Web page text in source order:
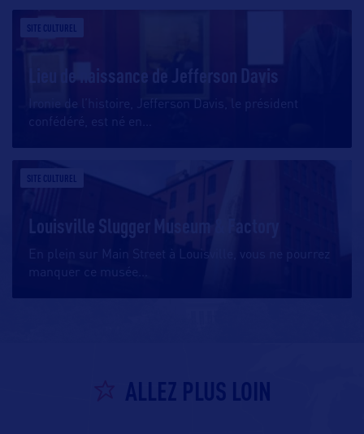
SITE CULTUREL
Lieu de naissance de Jefferson Davis
Ironie de l’histoire, Jefferson Davis, le président
confédéré, est né en
SITE CULTUREL
Louisville Slugger Museum & Factory
En plein sur Main Street à Louisville, vous ne pourrez
manquer ce musée
ALLEZ PLUS LOIN